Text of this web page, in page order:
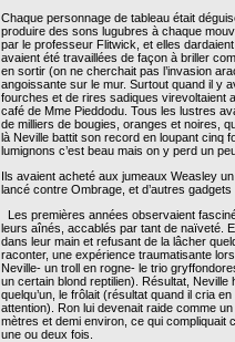
Chaque personnage de tableau était
produire des sons lugubres à chaque
par le professeur Flitwick, et elles
avaient été travaillées de façon à briller
en sortir (on ne cherchait pas l’invasion
angoissante sur le mur. Surtout quand il y
fourches et de rires sadiques virevoltaient
café de Mme Pieddodu. Tous les lustres
de milliers de bougies, oranges et noires,
là Neville battit son record en loupant cinq
lumignons c’est beau mais on y perd un
Ils avaient acheté aux jumeaux Weasley
lancé contre Ombrage, et d’autres
Les premières années observaient
leurs aînés, accablés par tant de naïveté.
dans leur main et refusant de la lâcher
raconter, une expérience traumatisante
Neville- un troll en rogne- le trio
un certain blond reptilien). Résultat,
quelqu’un, le frôlait (résultat quand il cria
attention). Ron lui devenait raide comme
mètres et demi environ, ce qui compliquait
une ou deux fois.